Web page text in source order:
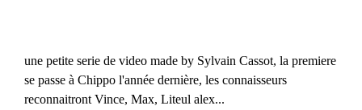
une petite serie de video made by Sylvain Cassot, la premiere
se passe à Chippo l'année dernière, les connaisseurs
reconnaitront Vince, Max, Liteul alex...